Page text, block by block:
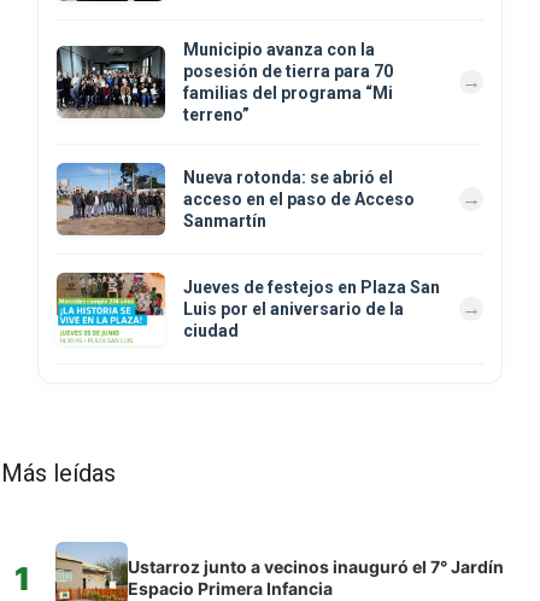
Municipio avanza con la
posesión de tierra para 70
familias del programa “Mi
terreno”
Nueva rotonda: se abrió el
acceso en el paso de Acceso
Sanmartín
Jueves de festejos en Plaza San
Luis por el aniversario de la
ciudad
Más leídas
1
Ustarroz junto a vecinos inauguró el 7° Jardín
Espacio Primera Infancia